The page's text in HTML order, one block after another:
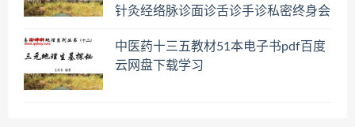
针灸经络脉诊面诊舌诊手诊私密终身会
中医药十三五教材51本电子书pdf百度
云网盘下载学习